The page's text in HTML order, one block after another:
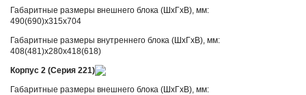
Габаритные размеры внешнего блока (ШхГхВ), мм:
490(690)х315х704
Габаритные размеры внутреннего блока (ШхГхВ), мм:
408(481)х280х418(618)
Корпус 2 (Серия 221)
Габаритные размеры внешнего блока (ШхГхВ), мм: